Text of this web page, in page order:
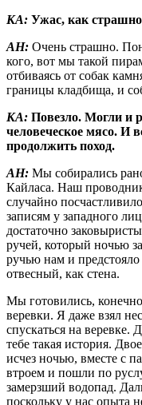
КА: Ужас, как
АН: Очень страшно.
кого, вот мы такой
отбиваясь от собак
границы кладбища, и
КА: Повезло. Могли и
человеческое мясо. И
продолжить поход.
АН: Мы собирались
Кайласа. Наш
случайно
записям у западного
достаточно
ручей, который ночью
ручью нам и
отвесный, как стена.
Мы готовились,
веревки. Я даже взял
спускаться на веревке.
тебе такая история.
исчез ночью, вместе с
втроем и пошли по
замерзший водопад.
поскольку у нас опыта